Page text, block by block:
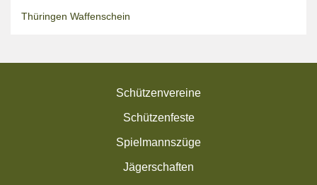
Thüringen Waffenschein
Schützenvereine
Schützenfeste
Spielmannszüge
Jägerschaften